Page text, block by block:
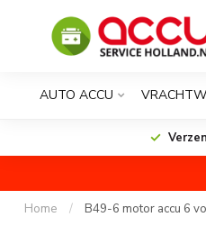
AUTO ACCU
Home / B49-6 motor accu 6